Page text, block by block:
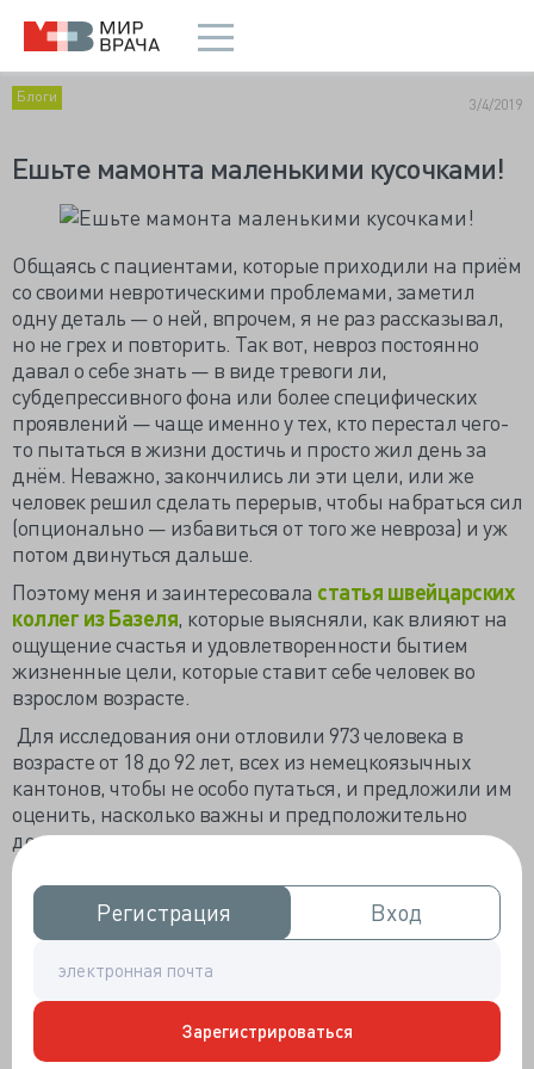
Регистрация
Регистрация Вход
Вход
Зарегистрироваться
Блоги 3/4/2019
Ешьте мамонта маленькими кусочками!
Общаясь с пациентами, которые приходили на приём
со своими невротическими проблемами, заметил
одну деталь — о ней, впрочем, я не раз рассказывал,
но не грех и повторить. Так вот, невроз постоянно
давал о себе знать — в виде тревоги ли,
субдепрессивного фона или более специфических
проявлений — чаще именно у тех, кто перестал чего-
то пытаться в жизни достичь и просто жил день за
днём. Неважно, закончились ли эти цели, или же
человек решил сделать перерыв, чтобы набраться сил
(опционально — избавиться от того же невроза) и уж
потом двинуться дальше.
Поэтому меня и заинтересовала статья швейцарских
коллег из Базеля, которые выясняли, как влияют на
ощущение счастья и удовлетворенности бытием
жизненные цели, которые ставит себе человек во
взрослом возрасте.
Для исследования они отловили 973 человека в
возрасте от 18 до 92 лет, всех из немецкоязычных
кантонов, чтобы не особо путаться, и предложили им
оценить, насколько важны и предположительно
достижимы конкретно для них жизненные цели в
десяти областях: здоровье, общество, личностный
рост, социальные отношения, слава, имидж,
богатство, семья, забота о молодом поколении и
работа. Шкала оценки — 4 балла. Позже половину из
этих участников отловили снова — через 2 и 4 года
после первого исследования. И задали те же
Параллельно оценивали уровень текущей оценки... ну